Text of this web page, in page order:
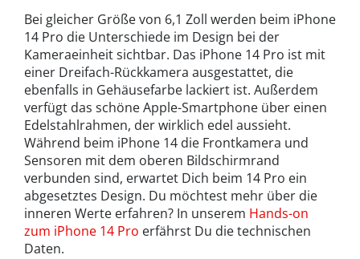
Bei gleicher Größe von 6,1 Zoll werden beim iPhone
14 Pro die Unterschiede im Design bei der
Kameraeinheit sichtbar. Das iPhone 14 Pro ist mit
einer Dreifach-Rückkamera ausgestattet, die
ebenfalls in Gehäusefarbe lackiert ist. Außerdem
verfügt das schöne Apple-Smartphone über einen
Edelstahlrahmen, der wirklich edel aussieht.
Während beim iPhone 14 die Frontkamera und
Sensoren mit dem oberen Bildschirmrand
verbunden sind, erwartet Dich beim 14 Pro ein
abgesetztes Design. Du möchtest mehr über die
inneren Werte erfahren? In unserem Hands-on
zum iPhone 14 Pro erfährst Du die technischen
Daten.